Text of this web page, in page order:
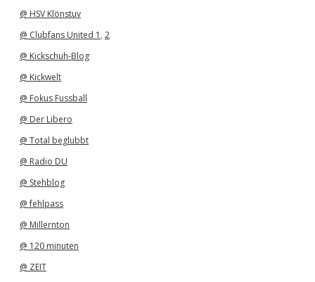
@ HSV Klönstuv
@ Clubfans United 1 , 2
@ Kickschuh-Blog
@ Kickwelt
@ Fokus Fussball
@ Der Libero
@ Total beglubbt
@ Radio DU
@ Stehblog
@ fehlpass
@ Millernton
@ 120 minuten
@ ZEIT